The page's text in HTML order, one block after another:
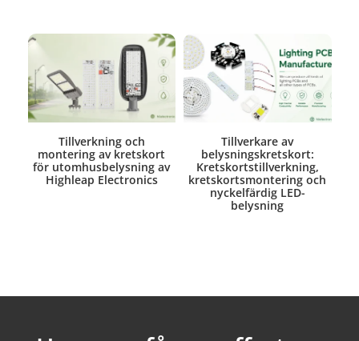
Tillverkning och
montering av kretskort
för utomhusbelysning av
Highleap Electronics
Tillverkare av
belysningskretskort:
Kretskortstillverkning,
kretskortsmontering och
nyckelfärdig LED-
belysning